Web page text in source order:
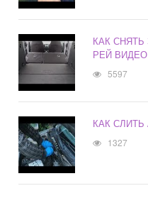
КАК
РЕЙ ВИДЕО
5597
КАК
1327